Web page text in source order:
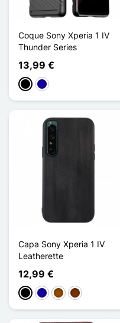
Coque Sony Xperia 1 IV
Thunder Series
13,99 €
PretoAzul Escuro
Capa Sony Xperia 1 IV
Leatherette
12,99 €
PretoAzul Escuro
Castanho
Café